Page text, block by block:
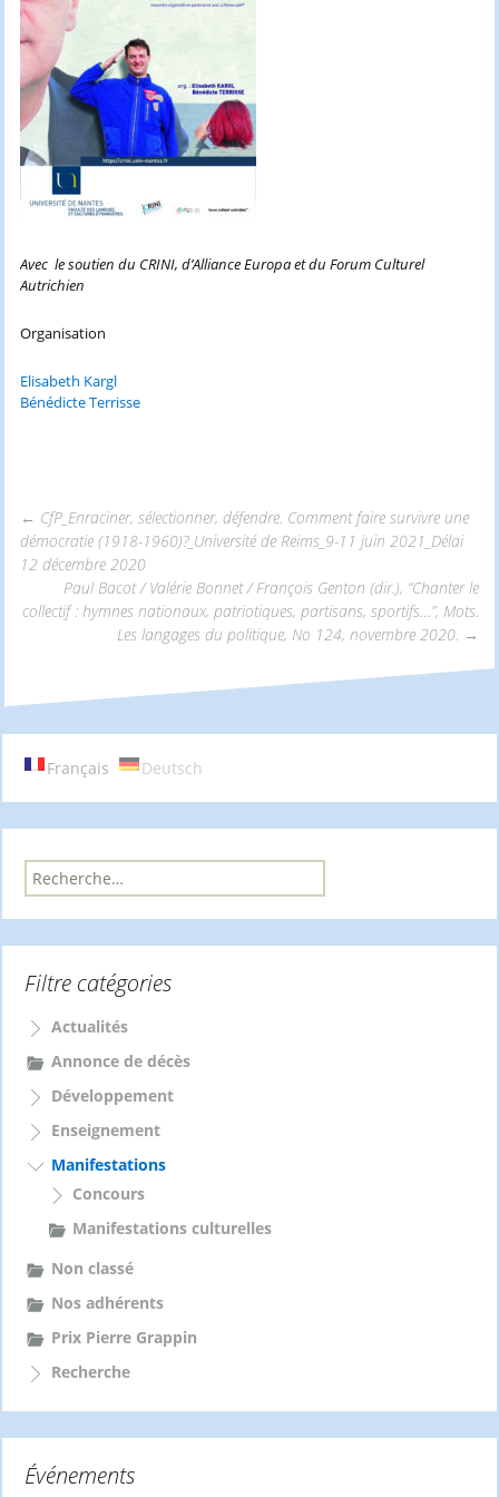
Avec le soutien du CRINI, d’Alliance Europa et du Forum Culturel
Autrichien
Organisation
Elisabeth Kargl
Bénédicte Terrisse
Navigation
articles
← CfP_Enraciner, sélectionner, défendre. Comment faire survivre une
démocratie (1918-1960)?_Université de Reims_9-11 juin 2021_Délai
12 décembre 2020
Paul Bacot / Valérie Bonnet / François Genton (dir.), “Chanter le
collectif : hymnes nationaux, patriotiques, partisans, sportifs…”, Mots.
Les langages du politique, No 124, novembre 2020. →
Français Deutsch
R
e
r
h
r
Filtre catégories
Actualités
Annonce de décès
Développement
Enseignement
Manifestations
Concours
Manifestations culturelles
Non classé
Nos adhérents
Prix Pierre Grappin
Recherche
Événements